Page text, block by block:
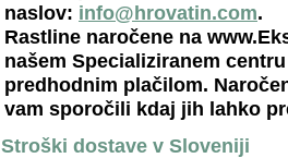
naslov: info@hrovatin.com.
Rastline naročene na
našem Specializiranem
predhodnim plačilom.
vam sporočili kdaj jih lahko
Stroški dostave v Sloveniji